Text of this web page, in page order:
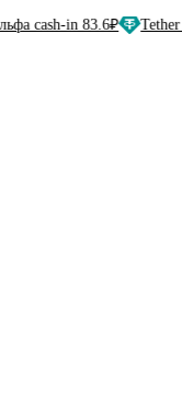
in 83.6₽ Tether